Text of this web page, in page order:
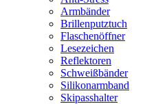
Armbänder
Brillenputztuch
Flaschenöffner
Lesezeichen
Reflektoren
Schweißbänder
Silikonarmband
Skipasshalter